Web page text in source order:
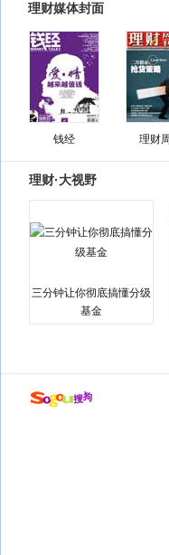
理财媒体封面
钱经 理财
理财·大视野
三分钟让你彻底搞懂分级
基金